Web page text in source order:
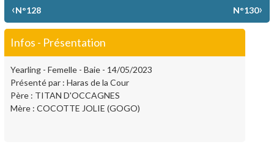
‹N°128 N°130›
Infos - Présentation
Yearling - Femelle - Baie - 14/05/2023
Présenté par : Haras de la Cour
Père : TITAN D'OCCAGNES
Mère : COCOTTE JOLIE (GOGO)